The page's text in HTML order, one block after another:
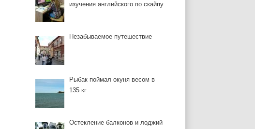
изучения английского по скайпу
Незабываемое путешествие
Рыбак поймал окуня весом в
135 кг
Остекление балконов и лоджий